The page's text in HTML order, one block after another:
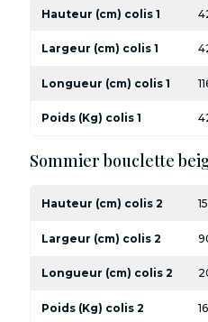
Hauteur (cm) colis 1
Largeur (cm) colis 1
Longueur (cm) colis 1
Poids (Kg) colis 1
Sommier bouclette
Hauteur (cm) colis 2 15
Largeur (cm) colis 2
Longueur (cm) colis 2
Poids (Kg) colis 2 16